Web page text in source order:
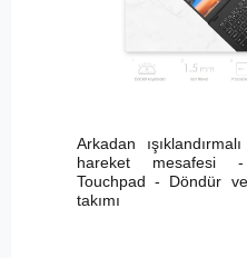
Arkadan
hareket mesafesi
Touchpad - Döndür
takımı